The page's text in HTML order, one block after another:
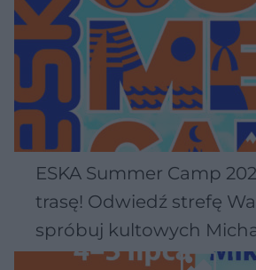
ESKA Summer Camp
trasę! Odwiedź strefę
spróbuj kultowych
Wawelu